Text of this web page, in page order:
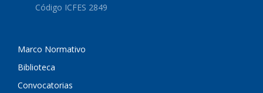
Código ICFES 2849
Marco Normativo
Biblioteca
Convocatorias